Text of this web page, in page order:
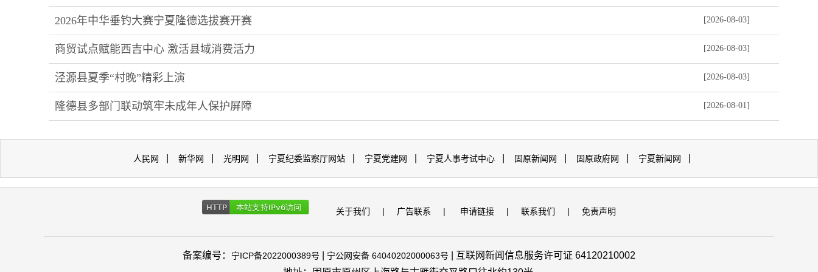
2026年中华垂钓大赛宁夏隆德选拔赛开赛 [2026-08-03]
商贸试点赋能西吉中心 激活县域消费活力 [2026-08-03]
泾源县夏季“村晚”精彩上演 [2026-08-03]
隆德县多部门联动筑牢未成年人保护屏障 [2026-08-01]
人民网 新华网 光明网 宁夏纪委监察厅网站 宁夏党建网 宁夏人事考试中心 固原新闻网 固原政府网 宁夏新闻网
关于我们 | 广告联系 | 申请链接 | 联系我们 | 免责声明
备案编号： 宁ICP备2022000389号 宁公网安备 64040202000063号 | 互联网新闻信息服务许可证 64120210002